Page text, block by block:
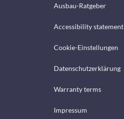
Ausbau-Ratgeber
Accessibility statement
Cookie-Einstellungen
Datenschutzerklärung
Warranty terms
Impressum